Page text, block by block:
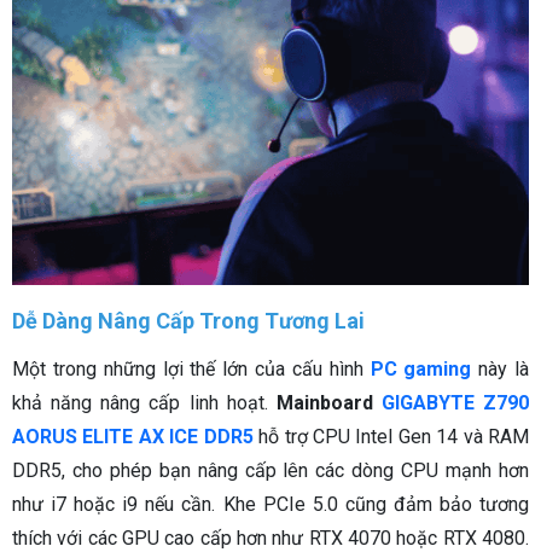
Dễ Dàng Nâng Cấp Trong Tương Lai
Một trong những lợi thế lớn của cấu hình PC gaming này là
khả năng nâng cấp linh hoạt. Mainboard GIGABYTE Z790
AORUS ELITE AX ICE DDR5 hỗ trợ CPU Intel Gen 14 và RAM
DDR5, cho phép bạn nâng cấp lên các dòng CPU mạnh hơn
như i7 hoặc i9 nếu cần. Khe PCIe 5.0 cũng đảm bảo tương
thích với các GPU cao cấp hơn như RTX 4070 hoặc RTX 4080.